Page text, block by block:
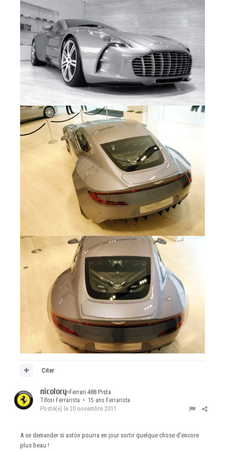
Citer
nicolory•Ferrari 488 Pista
Tifosi Ferrarista • 15 ans Ferrarista
Posté(e) le 20 novembre 2011
A se demander si aston pourra en jour sortir quelque chose d'encore
plus beau !